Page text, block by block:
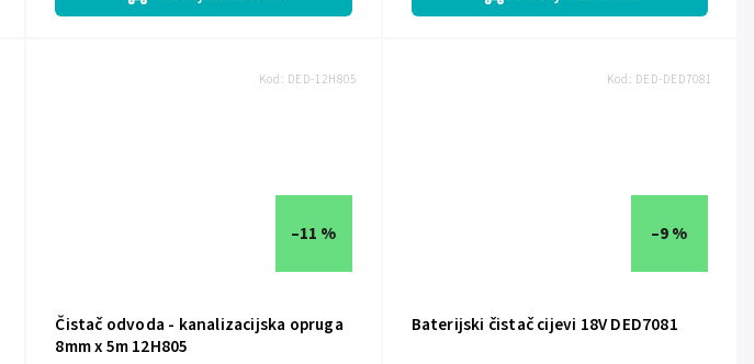
–11 %
Čistač odvoda - kanalizacijska opruga
8mm x 5m 12H805
Kod: DED-12H805
–9 %
Baterijski čistač cijevi 18V DED7081
Kod: DED-DED7081